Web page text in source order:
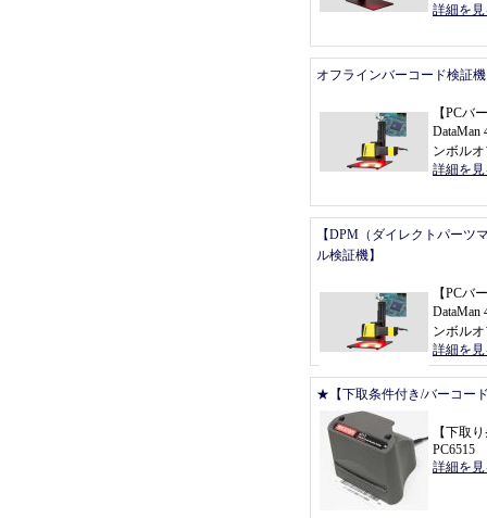
詳細を
オフラインバーコード検証機
【PCバ
DataMan
ンボル
詳細を
【DPM（ダイレクトパーツ
ル検証機】
【PCバ
DataMan
ンボル
詳細を
★【下取条件付き/バーコー
【下取
PC6515
詳細を